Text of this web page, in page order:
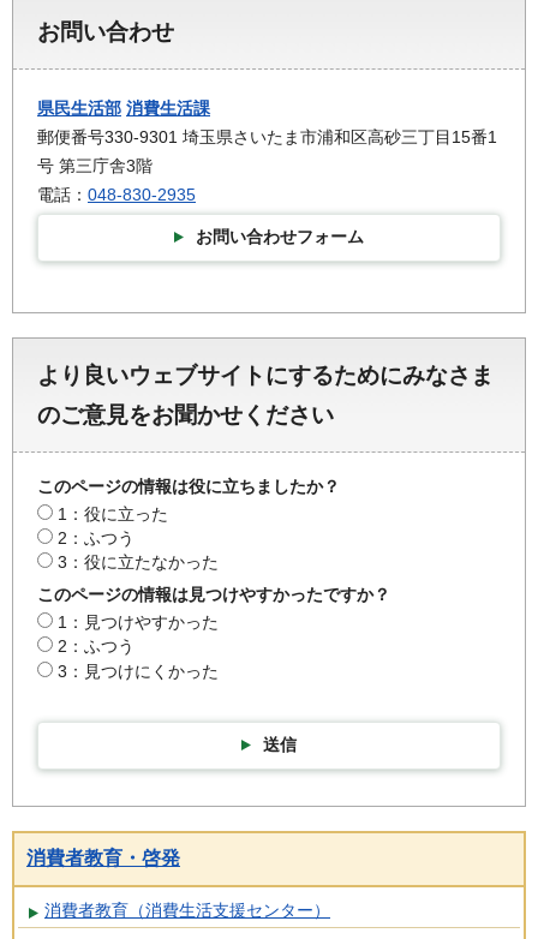
お問い合わせ
県民生活部 消費生活課
郵便番号330-9301 埼玉県さいたま市浦和区高砂三丁目15番1
号 第三庁舎3階
電話： 048-830-2935
お問い合わせフォーム
より良いウェブサイトにするためにみなさま
のご意見をお聞かせください
このページの情報は役に立ちましたか？
1：役に立った
2：ふつう
3：役に立たなかった
このページの情報は見つけやすかったですか？
1：見つけやすかった
2：ふつう
3：見つけにくかった
送信
消費者教育・啓発
消費者教育（消費生活支援センター）